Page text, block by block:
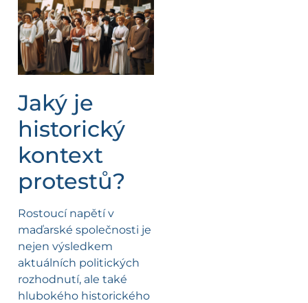
Jaký je
historický
kontext
protestů?
Rostoucí napětí v
maďarské společnosti je
nejen výsledkem
aktuálních politických
rozhodnutí, ale také
hlubokého historického